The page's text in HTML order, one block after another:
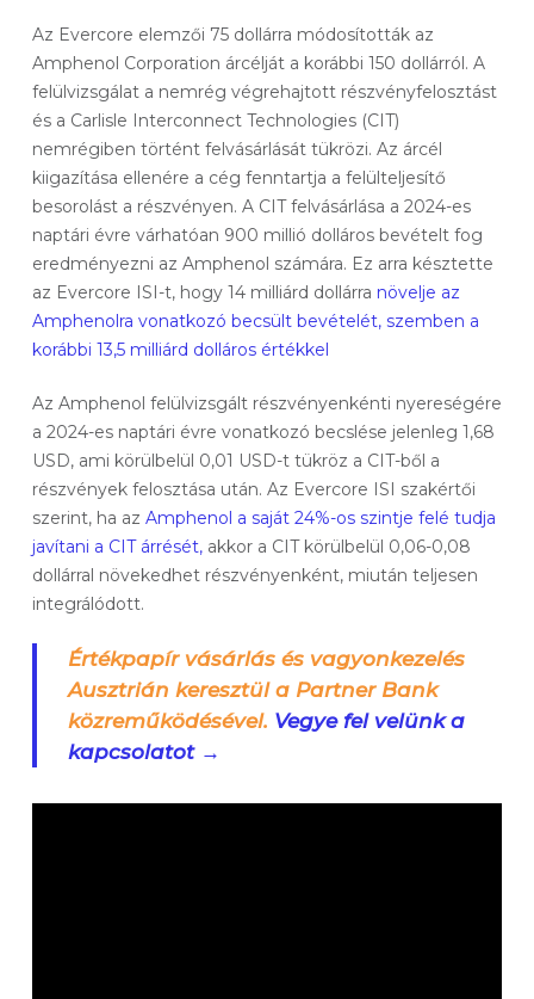
Az Evercore elemzői 75 dollárra módosították az
Amphenol Corporation árcélját a korábbi 150 dollárról. A
felülvizsgálat a nemrég végrehajtott részvényfelosztást
és a Carlisle Interconnect Technologies (CIT)
nemrégiben történt felvásárlását tükrözi. Az árcél
kiigazítása ellenére a cég fenntartja a felülteljesítő
besorolást a részvényen. A CIT felvásárlása a 2024-es
naptári évre várhatóan 900 millió dolláros bevételt fog
eredményezni az Amphenol számára. Ez arra késztette
az Evercore ISI-t, hogy 14 milliárd dollárra növelje az
Amphenolra vonatkozó becsült bevételét, szemben a
korábbi 13,5 milliárd dolláros értékkel
Az Amphenol felülvizsgált részvényenkénti nyereségére
a 2024-es naptári évre vonatkozó becslése jelenleg 1,68
USD, ami körülbelül 0,01 USD-t tükröz a CIT-ből a
részvények felosztása után. Az Evercore ISI szakértői
szerint, ha az Amphenol a saját 24%-os szintje felé tudja
javítani a CIT árrését,akkor a CIT körülbelül 0,06-0,08
dollárral növekedhet részvényenként, miután teljesen
integrálódott.
Értékpapír vásárlás és vagyonkezelés
Ausztrián keresztül a Partner Bank
közreműködésével. Vegye fel velünk a
kapcsolatot →